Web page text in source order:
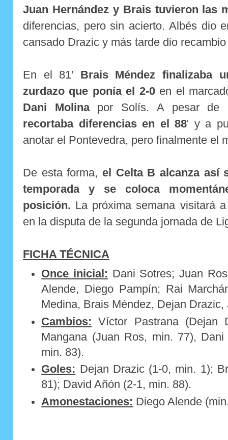
Juan Hernández y Brais tuvieron las
diferencias, pero sin acierto. Albés dio
cansado Drazic y más tarde dio
En el 81' Brais Méndez finalizaba
zurdazo que ponía el 2-0en el
Dani Molina por Solís. A pesar
recortaba diferencias en el 88' y a
anotar el Pontevedra, pero finalmente el
De esta forma, el Celta B alcanza así
temporada y se coloca
posición. La próxima semana visitará
en la disputa de la segunda jornada de
FICHA TÉCNICA
Once inicial: Dani Sotres; Juan
Alende, Diego Pampín; Rai
Medina, Brais Méndez, Dejan
Cambios: Víctor Pastrana (Dejan
Mangana (Juan Ros, min. 77),
min. 83).
Goles: Dejan Drazic (1-0, min. 1);
81); David Añón (2-1, min. 88).
Amonestaciones: Diego Alende